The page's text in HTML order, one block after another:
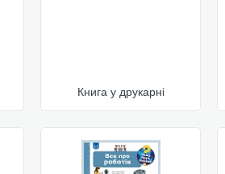
Книга у друкарні